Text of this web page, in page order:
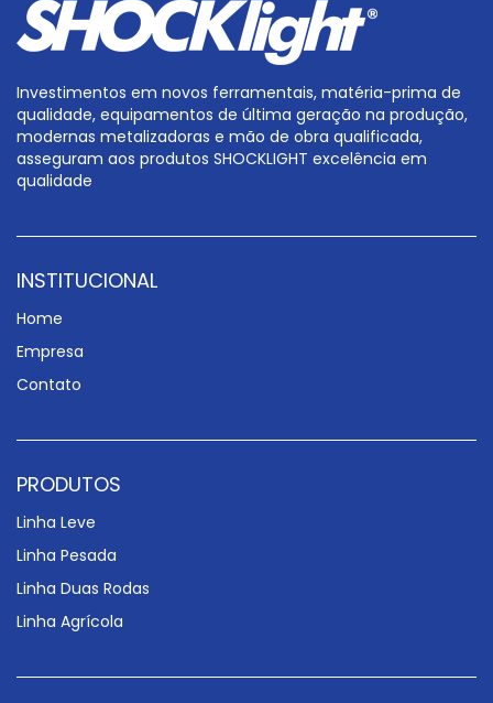
Investimentos em novos ferramentais, matéria-prima de
qualidade, equipamentos de última geração na produção,
modernas metalizadoras e mão de obra qualificada,
asseguram aos produtos SHOCKLIGHT excelência em
qualidade
INSTITUCIONAL
Home
Empresa
Contato
PRODUTOS
Linha Leve
Linha Pesada
Linha Duas Rodas
Linha Agrícola